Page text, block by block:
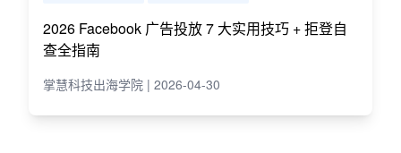
2026 Facebook 广告投放 7 大实用技巧 + 拒登自
查全指南
掌慧科技出海学院 | 2026-04-30